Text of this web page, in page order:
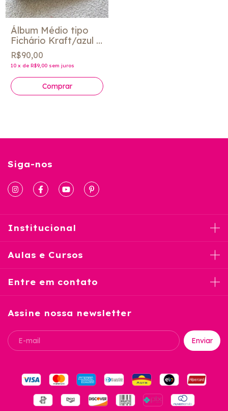
Álbum Médio tipo
Fichário Kraft/azul -
Life Story
Scrapbook
R$90,00
10 x de R$9,00 sem juros
Siga-nos
Institucional
Aulas e Cursos
Entre em contato
Assine nossa newsletter